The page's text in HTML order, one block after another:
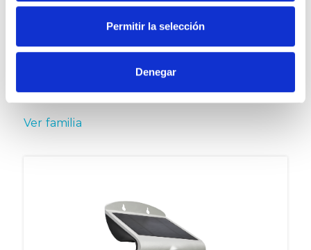
Permitir la selección
Denegar
NEBIRA
Ver familia